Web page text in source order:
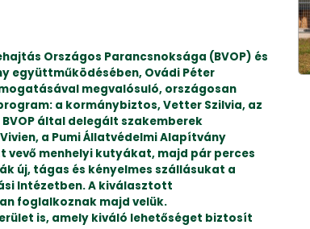
Országos Parancsnoksága (BVOP) és
együttműködésében, Ovádi Péter
megvalósuló, országosan
a kormánybiztos, Vetter Szilvia, az
által delegált szakemberek
a Pumi Állatvédelmi Alapítvány
menhelyi kutyákat, majd pár perces
új, tágas és kényelmes szállásukat a
Intézetben. A kiválasztott
foglalkoznak majd velük.
is, amely kiváló lehetőséget biztosít